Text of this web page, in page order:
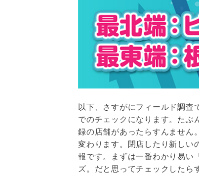
以下、さすがにフィールド調査
でのチェックになります。たぶ
録の店舗があったらすんません
変わります。閉店したり新しい
報です。まずは一番わかり易い
ズ。だと思ってチェックしたら